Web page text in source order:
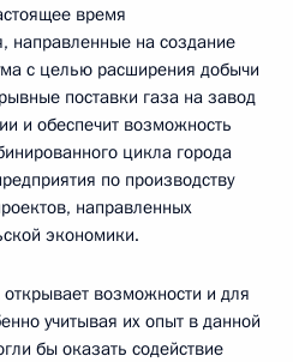
время
направленные на создание
с целью расширения добычи
поставки газа на завод
и обеспечит возможность
цикла города
по производству
направленных
экономики.
открывает возможности и для
учитывая их опыт в данной
бы оказать содействие